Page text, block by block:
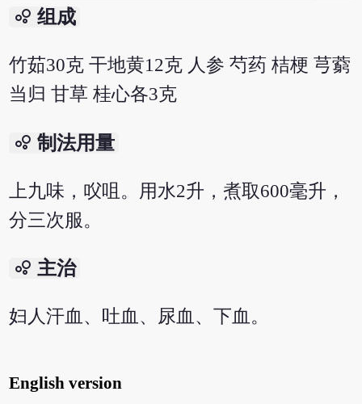
bubble_chart 组成
竹茹30克 干地黄12克 人参 芍药 桔梗 芎藭
当归 甘草 桂心各3克
bubble_chart 制法用量
上九味，㕮咀。用水2升，煮取600毫升，
分三次服。
bubble_chart 主治
妇人汗血、吐血、尿血、下血。
English version